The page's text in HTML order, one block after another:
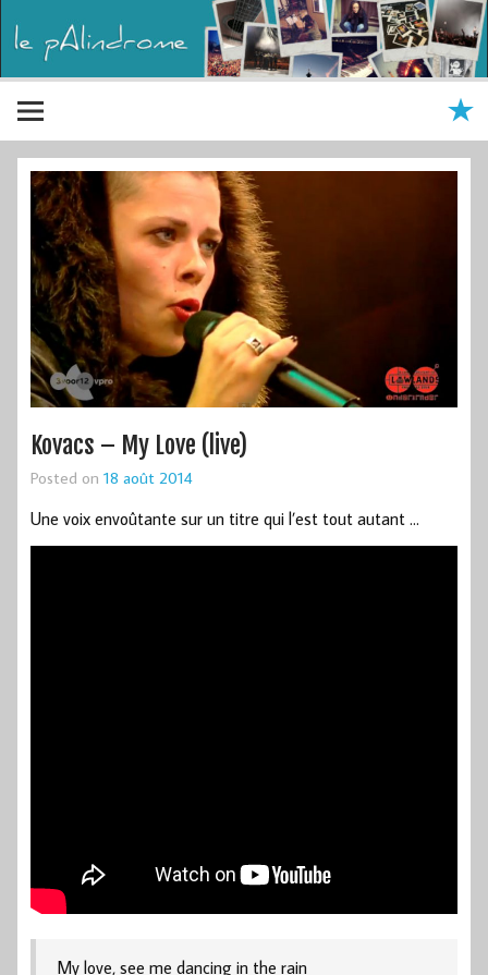
Kovacs – My Love (live)
Posted on 18 août 2014
Une voix envoûtante sur un titre qui l’est tout autant …
My love, see me dancing in the rain